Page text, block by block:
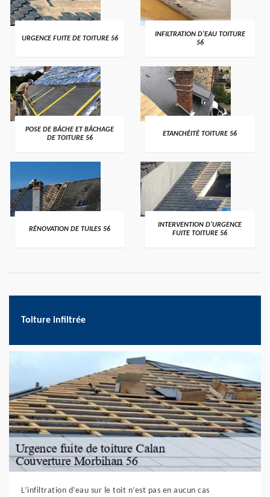
>
URGENCE FUITE DE TOITURE 56 >
INFILTRATION D'EAU TOITURE
56
>
POSE DE BÂCHE ET BÂCHAGE
DE TOITURE 56
>
ETANCHÉITÉ TOITURE 56
>
RÉNOVATION DE TUILES 56 >
INTERVENTION D'URGENCE
FUITE TOITURE 56
Toiture infiltrée
L’infiltration d’eau sur le toit n’est pas en aucun cas